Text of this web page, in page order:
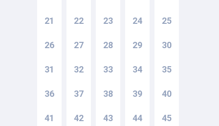
21 22 23 24 25
26 27 28 29 30
31 32 33 34 35
36 37 38 39 40
41 42 43 44 45